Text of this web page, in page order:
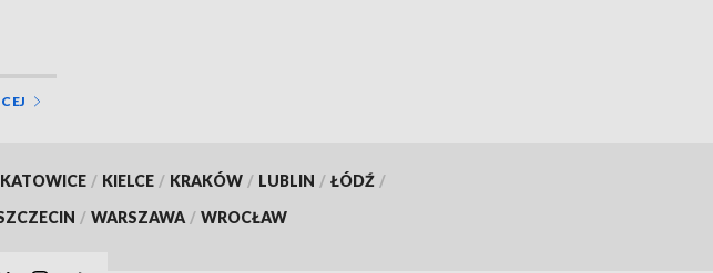
KATOWICE / KIELCE / KRAKÓW / LUBLIN / ŁÓDŹ /
/ WARSZAWA / WROCŁAW